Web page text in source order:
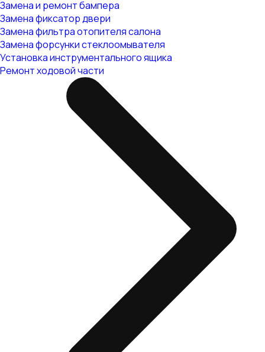
Замена и ремонт бампера
Замена фиксатор двери
Замена фильтра отопителя салона
Замена форсунки стеклоомывателя
Установка инструментального ящика
Ремонт ходовой части